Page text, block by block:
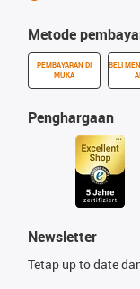
Metode
PEMBAYARAN DI
MUKA
BELI
Penghargaan
Newsletter
Tetap up to date